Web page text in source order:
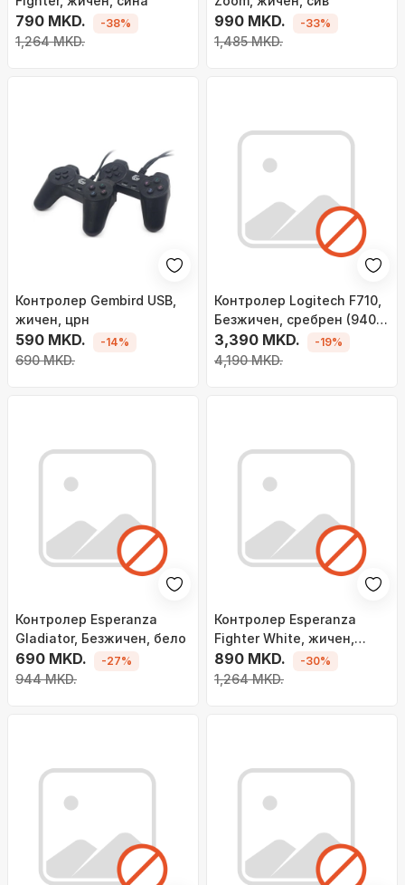
790 MKD.
1,264 MKD.
-38% 990 MKD.
1,485 MKD.
-33%
Контролер Gembird USB,
жичен, црн
590 MKD.
690 MKD.
-14%
Контролер Logitech F710,
Безжичен, сребрен (940-
000145)
3,390 MKD.
4,190 MKD.
-19%
Контролер Esperanza
Gladiator, Безжичен, бело
690 MKD.
944 MKD.
-27%
Контролер Esperanza
Fighter White, жичен,
бело
890 MKD.
1,264 MKD.
-30%